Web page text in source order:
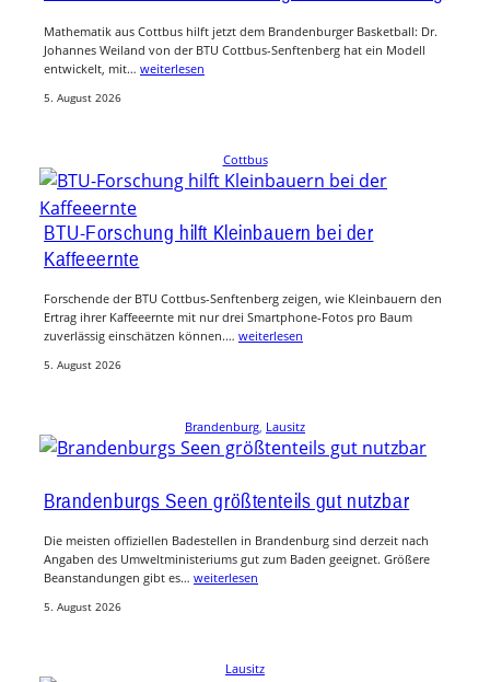
Mathematik aus Cottbus hilft jetzt dem Brandenburger Basketball: Dr.
Johannes Weiland von der BTU Cottbus-Senftenberg hat ein Modell
entwickelt, mit… weiterlesen
5. August 2026
Cottbus
BTU-Forschung hilft Kleinbauern bei der
Kaffeeernte
Forschende der BTU Cottbus-Senftenberg zeigen, wie Kleinbauern den
Ertrag ihrer Kaffeeernte mit nur drei Smartphone-Fotos pro Baum
zuverlässig einschätzen können.… weiterlesen
5. August 2026
Brandenburg, Lausitz
Brandenburgs Seen größtenteils gut nutzbar
Die meisten offiziellen Badestellen in Brandenburg sind derzeit nach
Angaben des Umweltministeriums gut zum Baden geeignet. Größere
Beanstandungen gibt es… weiterlesen
5. August 2026
Lausitz